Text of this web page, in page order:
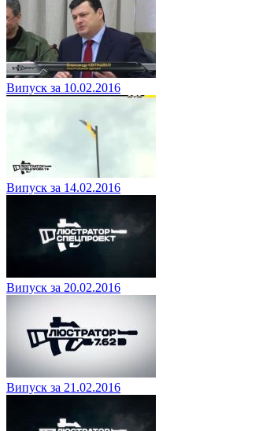
Випуск за 10.02.2016
Випуск за 14.02.2016
Випуск за 20.02.2016
Випуск за 21.02.2016